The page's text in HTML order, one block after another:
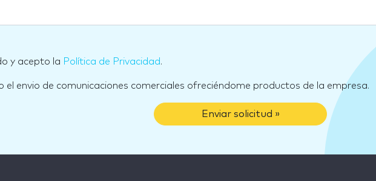
y acepto la Política de Privacidad.
el envio de comunicaciones comerciales ofreciéndome productos de la empresa.
Enviar solicitud »